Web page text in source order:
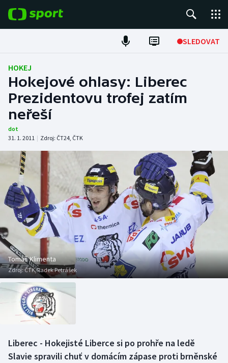
SLEDOVAT
Fotbal
Hokej
Tenis
Atletika
Cyklistika
DALŠÍ SPORTY
Americký fotbal
Baseball a softbal
Basketbal
Biatlon
Boby a skeleton
Curling
NEPŘEHLÉDNĚTE
Soutěže
Historické návraty
Aplikace ČT sport
AZ kvíz
HOKEJ
Hokejové ohlasy: Liberec
Prezidentovu trofej zatím
neřeší
dot
31. 1. 2011 | Zdroj: ČT24, ČTK
Tomáš Klimenta
Zdroj:ČTK/Radek Petrášek
Liberec - Hokejisté Liberce si po prohře na ledě
Slavie spravili chuť v domácím zápase proti brněnské